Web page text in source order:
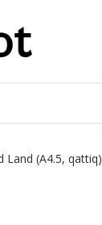
Land (А4.5, qattiq)